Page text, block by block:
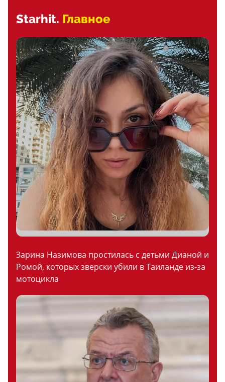
Starhit. Главное
Зарина Назимова простилась с детьми Дианой и
Ромой, которых зверски убили в Таиланде из-за
мотоцикла